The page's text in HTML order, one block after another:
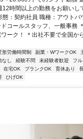
時間以上の勤務をお願いし
態：契約社員 職種：アウトバ
コールスタッフ、一般事務
ーク！ ＊出社不要で全国か
形労働時間制 副業・WワークOK
し 経験不問 未経験者歓迎 フ
在宅OK ブランクOK 育休あり
ひげOK